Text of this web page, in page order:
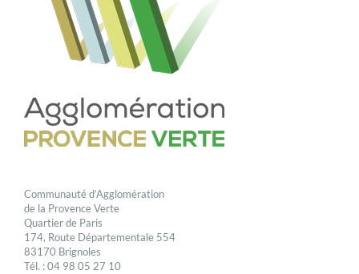
Communauté d’Agglomération
de la Provence Verte
Quartier de Paris
174, Route Départementale 554
83170 Brignoles
Tél. : 04 98 05 27 10